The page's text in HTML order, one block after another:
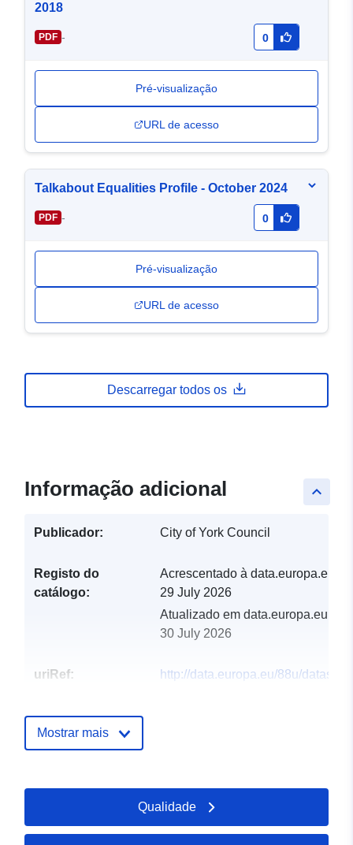
2018
PDF - 0
Pré-visualização
URL de acesso
Talkabout Equalities Profile - October 2024
PDF - 0
Pré-visualização
URL de acesso
Descarregar todos os
keyboard_arrow_up
Informação adicional
Publicador: City of York Council
Registo do
catálogo:
Acrescentado à data.europa.eu:
29 July 2026
Atualizado em data.europa.eu:
30 July 2026
uriRef:
http://data.europa.eu/88u/dataset/
Mostrar mais
Qualidade